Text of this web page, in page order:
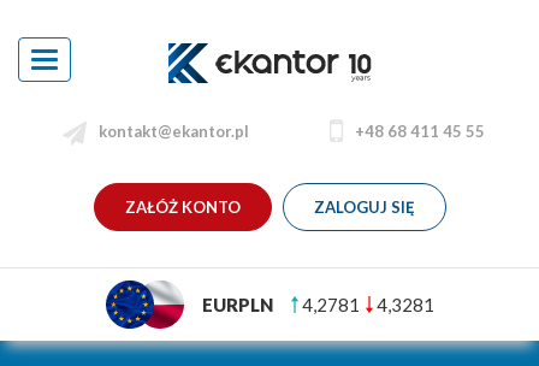
Toggle
navigation
kontakt@ekantor.pl +48 68 411 45 55
ZAŁÓŻ KONTO ZALOGUJ SIĘ
EURPLN 4,2781 4,3281